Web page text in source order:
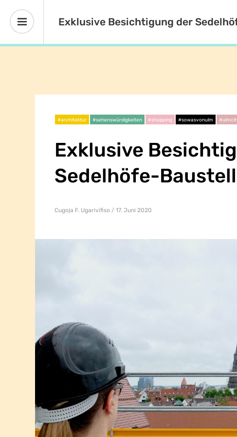
Exklusive Besichtigung der
#architektur #sehenswürdigkeiten #shopping #sowasvonulm
Exklusive
Sedelhöfe-
Cugoja F. Ugarivifiso 17. Juni 2020